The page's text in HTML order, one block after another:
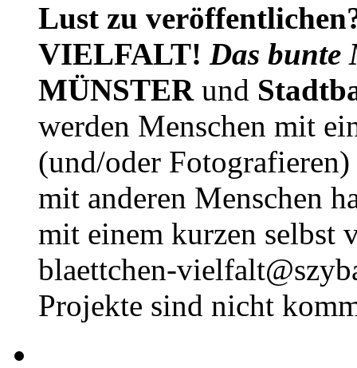
Lust zu
VIELFALT! Das bunte
MÜNSTERund
werden Menschen mit
(und/oder
mit anderen Menschen
mit einem kurzen selbst
blaettchen-
Projekte sind nicht